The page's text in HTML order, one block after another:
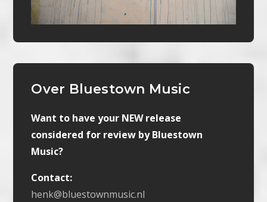
Over Bluestown Music
Want to have your NEW release
considered for review by Bluestown
Music?
Contact:
henk@bluestownmusic.nl